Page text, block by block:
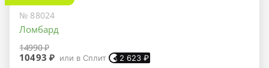
№ 88024
Ломбард
14990 ₽
10493 ₽ или в Сплит 2 623 ₽